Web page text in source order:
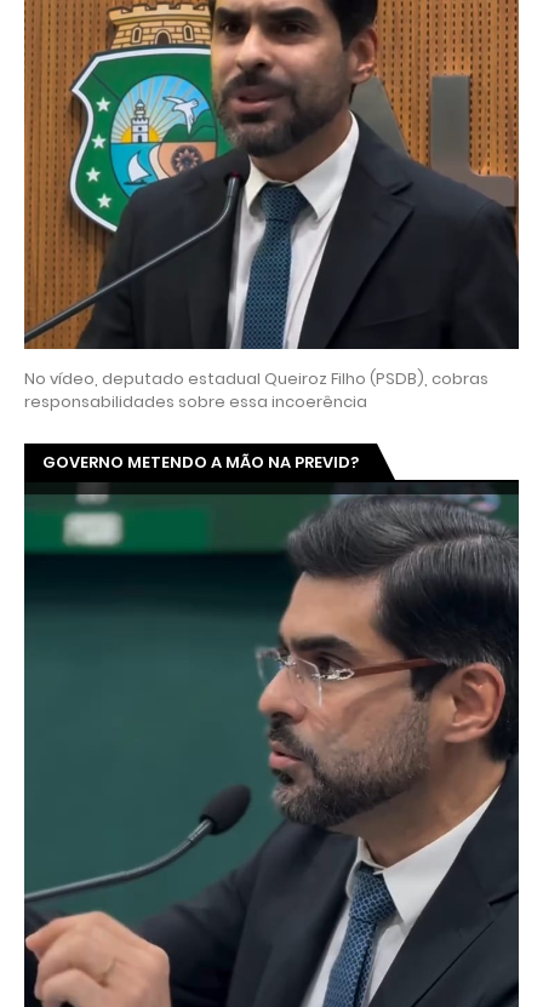
No vídeo, deputado estadual Queiroz Filho (PSDB), cobras
responsabilidades sobre essa incoerência
GOVERNO METENDO A MÃO NA PREVID?